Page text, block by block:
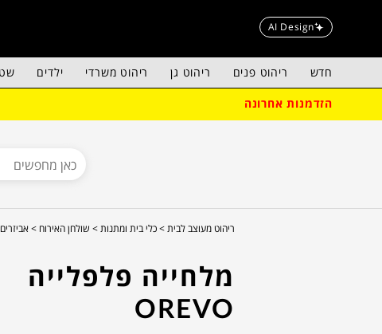
AI Design
חדש ריהוט פנים ריהוט גן ריהוט משרדי ילדים
הזדמנות אחרונה
ריהוט מעוצב לבית > כלי בית ומתנות > שולחן האירוח >
מלחייה פלפלייה
OREVO